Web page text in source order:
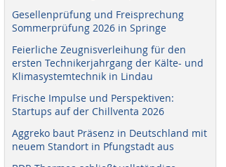
Gesellenprüfung und Freisprechung
Sommerprüfung 2026 in Springe
Feierliche Zeugnisverleihung für den
ersten Technikerjahrgang der Kälte- und
Klimasystemtechnik in Lindau
Frische Impulse und Perspektiven:
Startups auf der Chillventa 2026
Aggreko baut Präsenz in Deutschland mit
neuem Standort in Pfungstadt aus